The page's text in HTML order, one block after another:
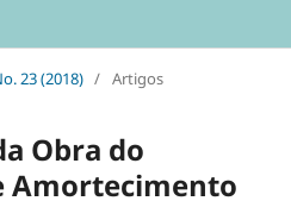
23 (2018) / Artigos
Obra do
Amortecimento